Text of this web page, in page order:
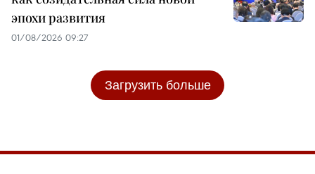
эпохи развития
01/08/2026 09:27
Загрузить больше